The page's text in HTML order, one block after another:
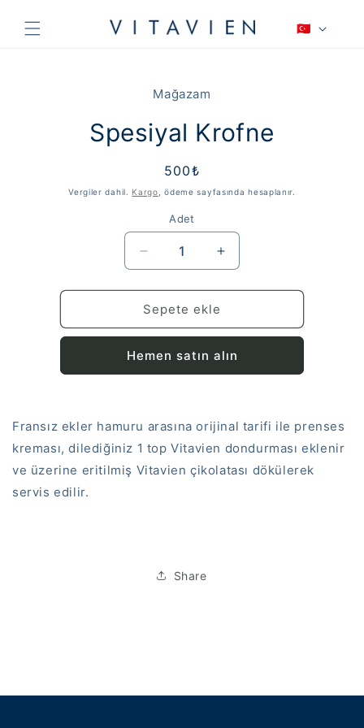
atla
🇹🇷
Mağazam
Spesiyal Krofne
Normal
fiyat
500₺
Vergiler dahil. Kargo , ödeme sayfasında hesaplanır.
Adet
Spesiyal
Krofne
için
adedi
azaltın
Spesiyal
Krofne
için
artırın
Sepete ekle
Hemen satın alın
Fransız ekler hamuru arasına orijinal tarifi ile prenses
kreması, dilediğiniz 1 top Vitavien dondurması eklenir
ve üzerine eritilmiş Vitavien çikolatası dökülerek
servis edilir.
Share